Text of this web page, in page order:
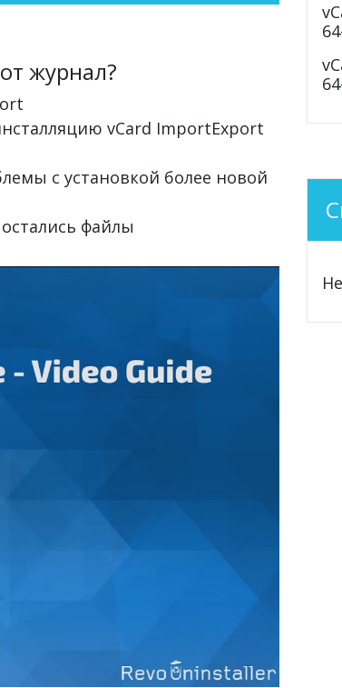
журнал?
vCard ImportExport
с установкой более новой
файлы